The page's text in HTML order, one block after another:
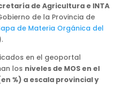
de Agricultura e INTA
de la Provincia de
de Materia Orgánica del
en el geoportal
los niveles de MOS en el
%) a escala provincial y